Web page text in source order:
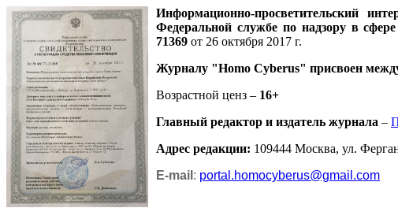
Информационно-просветительский
Федеральной службе по надзору в
71369 от 26 октября 2017 г.
Журналу "Homo Cyberus" присвоен
Возрастной ценз – 16+
Главный редактор и издатель журнала –
Адрес редакции: 109444 Москва, ул.
E-mail : portal.homocyberus@gmail.com